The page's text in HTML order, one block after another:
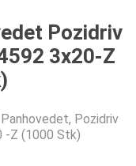
Pozidriv
3x20-Z
Pozidriv
-Z (1000 Stk)